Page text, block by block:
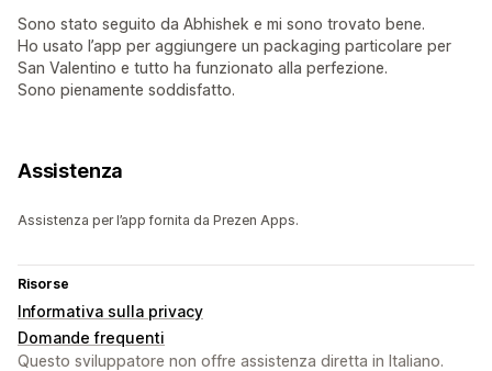
Sono stato seguito da Abhishek e mi sono trovato bene.
Ho usato l’app per aggiungere un packaging particolare per
San Valentino e tutto ha funzionato alla perfezione.
Sono pienamente soddisfatto.
Assistenza
Assistenza per l’app fornita da Prezen Apps.
Risorse
Informativa sulla privacy
Domande frequenti
Questo sviluppatore non offre assistenza diretta in Italiano.